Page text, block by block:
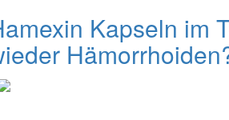
Kapseln im